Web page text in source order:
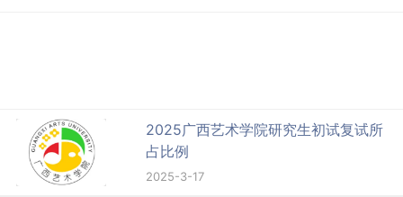
2025广西艺术学院研究生初试复试所
占比例
2025-3-17